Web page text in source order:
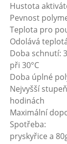
Hustota
Pevnost
Teplota
Odolává
Doba
při 30°C
Doba
Nejvyšší
hodinách
Maximální
pryskyřice a